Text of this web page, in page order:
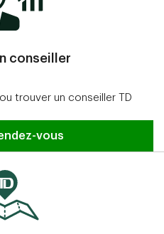
conseiller
trouver un conseiller TD
vous